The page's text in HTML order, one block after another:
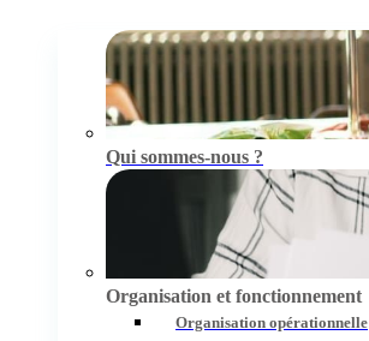
Qui sommes-nous ?
Organisation et fonctionnement
Organisation opérationnelle